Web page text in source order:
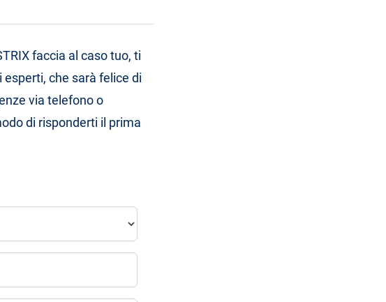
faccia al caso tuo, ti
che sarà felice di
via telefono o
di risponderti il prima